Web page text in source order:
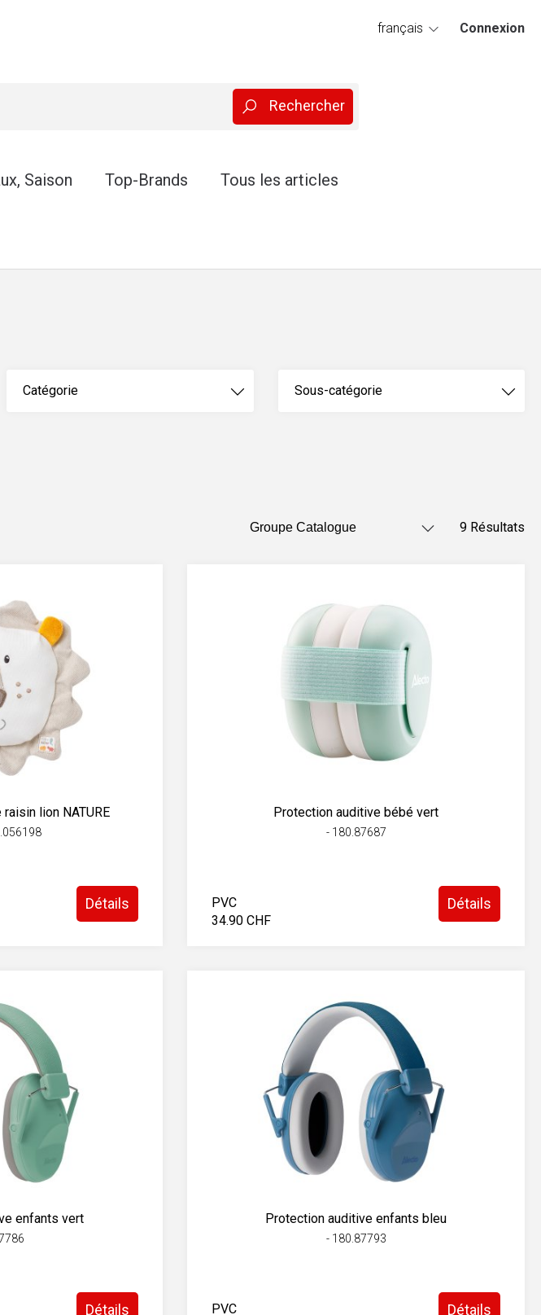
français
Connexion
Saison Top-Brands Tous les articles
Catégorie Sous-catégorie
9 Résultats
lion NATURE
Détails
Protection auditive bébé vert
- 180.87687
PVC
34.90 CHF
Détails
enfants vert
Détails
Protection auditive enfants bleu
- 180.87793
PVC
Détails